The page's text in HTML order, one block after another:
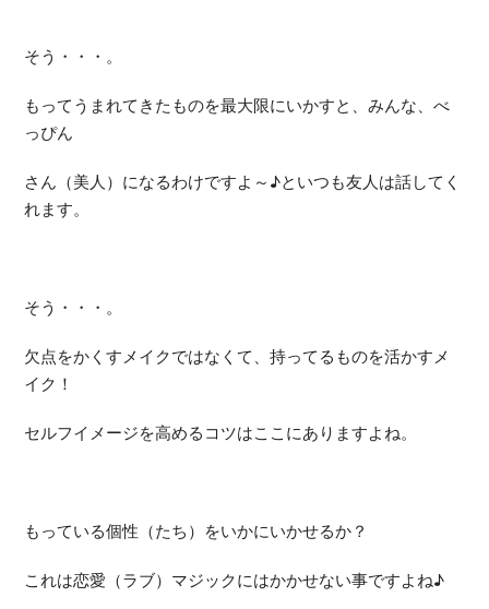
そう・・・。
もってうまれてきたものを最大限にいかすと、みんな、べ
っぴん
さん（美人）になるわけですよ～♪といつも友人は話してく
れます。
そう・・・。
欠点をかくすメイクではなくて、持ってるものを活かすメ
イク！
セルフイメージを高めるコツはここにありますよね。
もっている個性（たち）をいかにいかせるか？
これは恋愛（ラブ）マジックにはかかせない事ですよね♪